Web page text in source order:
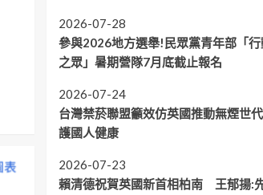
2026-07-28
參與2026地方選舉!民眾黨青年部「行
之眾」暑期營隊7月底截止報名
2026-07-24
台灣禁菸聯盟籲效仿英國推動無煙世
護國人健康
2026-07-23
賴清德祝賀英國新首相柏南 王郁揚: